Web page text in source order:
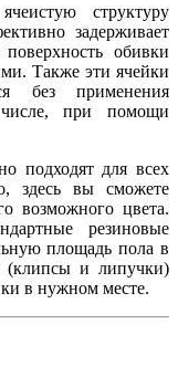
структуру
задерживает
обивки
Также эти ячейки
без применения
при помощи
подходят для всех
здесь вы сможете
возможного цвета.
резиновые
площадь пола в
(клипсы и липучки)
в нужном месте.